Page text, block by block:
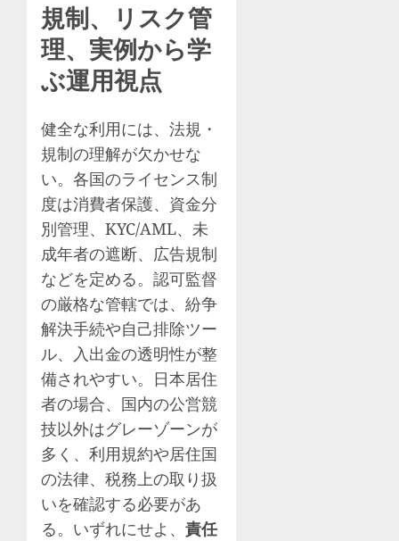
規制、リスク管
理、実例から学
ぶ運用視点
健全な利用には、法規・
規制の理解が欠かせな
い。各国のライセンス制
度は消費者保護、資金分
別管理、KYC/AML、未
成年者の遮断、広告規制
などを定める。認可監督
の厳格な管轄では、紛争
解決手続や自己排除ツー
ル、入出金の透明性が整
備されやすい。日本居住
者の場合、国内の公営競
技以外はグレーゾーンが
多く、利用規約や居住国
の法律、税務上の取り扱
いを確認する必要があ
る。いずれにせよ、 責任